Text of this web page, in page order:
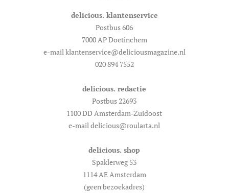
delicious. klantenservice
Postbus 606
7000 AP Doetinchem
e-mail klantenservice@deliciousmagazine.nl
020 894 7552
delicious. redactie
Postbus 22693
1100 DD Amsterdam-Zuidoost
e-mail delicious@roularta.nl
delicious. shop
Spaklerweg 53
1114 AE Amsterdam
(geen bezoekadres)